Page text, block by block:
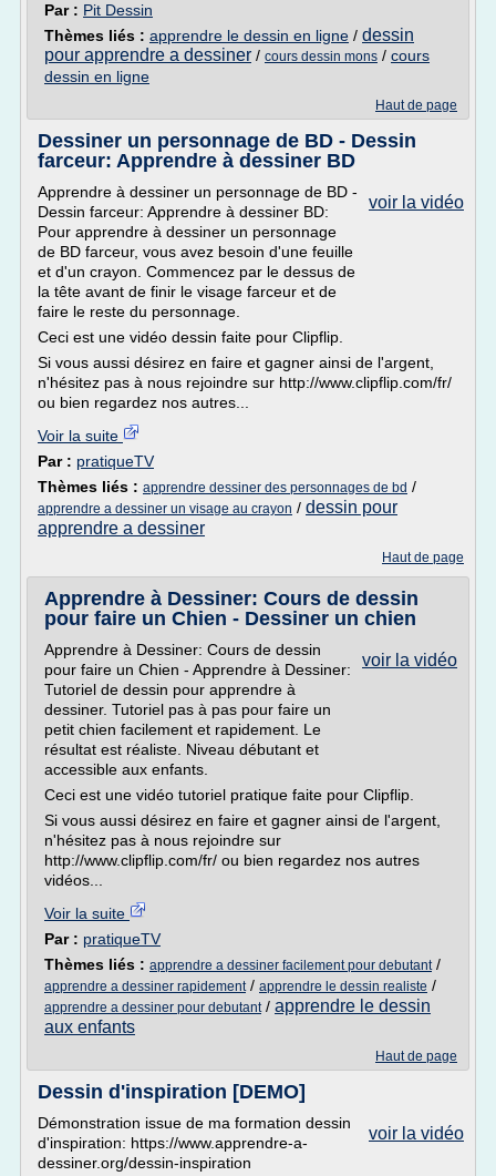
Par : Pit Dessin
Thèmes liés : apprendre le dessin en ligne / dessin
pour apprendre a dessiner / cours dessin mons / cours
dessin en ligne
Haut de page
Dessiner un personnage de BD - Dessin
farceur: Apprendre à dessiner BD
voir la vidéo
Apprendre à dessiner un personnage de BD -
Dessin farceur: Apprendre à dessiner BD:
Pour apprendre à dessiner un personnage
de BD farceur, vous avez besoin d'une feuille
et d'un crayon. Commencez par le dessus de
la tête avant de finir le visage farceur et de
faire le reste du personnage.
Ceci est une vidéo dessin faite pour Clipflip.
Si vous aussi désirez en faire et gagner ainsi de l'argent,
n'hésitez pas à nous rejoindre sur http://www.clipflip.com/fr/
ou bien regardez nos autres...
Voir la suite
Par : pratiqueTV
Thèmes liés : apprendre dessiner des personnages de bd /
apprendre a dessiner un visage au crayon / dessin pour
apprendre a dessiner
Haut de page
Apprendre à Dessiner: Cours de dessin
pour faire un Chien - Dessiner un chien
voir la vidéo
Apprendre à Dessiner: Cours de dessin
pour faire un Chien - Apprendre à Dessiner:
Tutoriel de dessin pour apprendre à
dessiner. Tutoriel pas à pas pour faire un
petit chien facilement et rapidement. Le
résultat est réaliste. Niveau débutant et
accessible aux enfants.
Ceci est une vidéo tutoriel pratique faite pour Clipflip.
Si vous aussi désirez en faire et gagner ainsi de l'argent,
n'hésitez pas à nous rejoindre sur
http://www.clipflip.com/fr/ ou bien regardez nos autres
vidéos...
Voir la suite
Par : pratiqueTV
Thèmes liés : apprendre a dessiner facilement pour debutant/
apprendre a dessiner rapidement/ apprendre le dessin realiste /
apprendre a dessiner pour debutant/ apprendre le dessin
aux enfants
Haut de page
Dessin d'inspiration [DEMO]
voir la vidéo
Démonstration issue de ma formation dessin
d'inspiration: https://www.apprendre-a-
dessiner.org/dessin-inspiration